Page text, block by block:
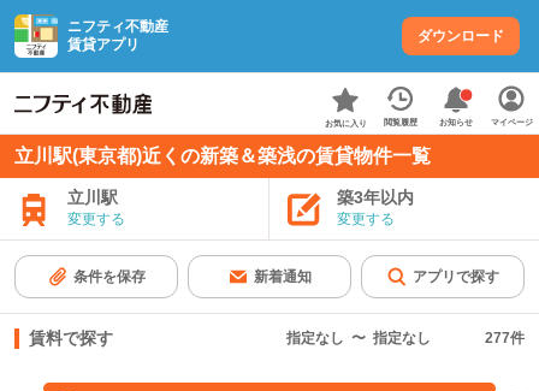
ニフティ不動産
賃貸アプリ
ダウンロード
お気に入り 閲覧履歴 お知らせ マイページ
立川駅(東京都)近くの新築＆築浅の賃貸物件一覧
立川駅
変更する
築3年以内
変更する
条件を保存 新着通知 アプリで探す
賃料で探す 指定なし 〜 指定なし 277件